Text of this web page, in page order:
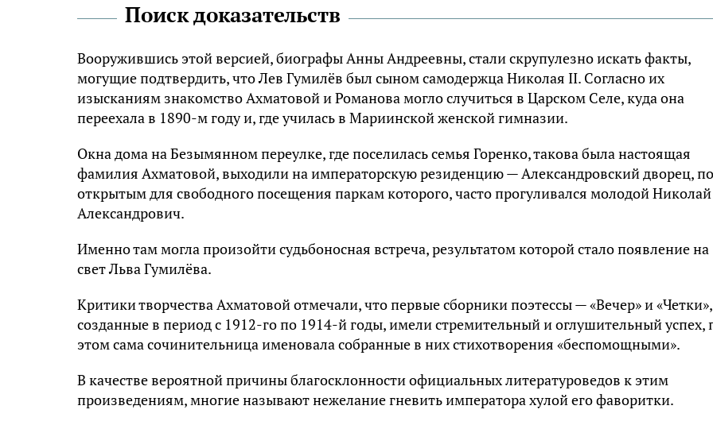
Поиск доказательств
Вооружившись этой версией, биографы Анны Андреевны, стали скрупулезно искать факты,
могущие подтвердить, что Лев Гумилёв был сыном самодержца Николая II. Согласно их
изысканиям знакомство Ахматовой и Романова могло случиться в Царском Селе, куда она
переехала в 1890-м году и, где училась в Мариинской женской гимназии.
Окна дома на Безымянном переулке, где поселилась семья Горенко, такова была настоящая
фамилия Ахматовой, выходили на императорскую резиденцию — Александровский дворец, по
открытым для свободного посещения паркам которого, часто прогуливался молодой Николай
Александрович.
Именно там могла произойти судьбоносная встреча, результатом которой стало появление на
свет Льва Гумилёва.
Критики творчества Ахматовой отмечали, что первые сборники поэтессы — «Вечер» и «Четки»,
созданные в период с 1912-го по 1914-й годы, имели стремительный и оглушительный успех,
этом сама сочинительница именовала собранные в них стихотворения «беспомощными».
В качестве вероятной причины благосклонности официальных литературоведов к этим
произведениям, многие называют нежелание гневить императора хулой его фаворитки.